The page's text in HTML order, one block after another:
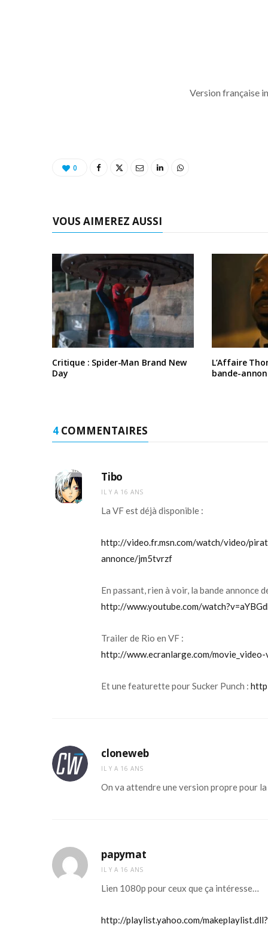
Version française
0
VOUS AIMEREZ AUSSI
Critique : Spider-Man Brand New
Day
L’Affaire
bande-
4 COMMENTAIRES
Tibo
IL Y A 16 ANS
La VF est déjà disponible :
http://video.fr.msn.com/watch/video/
annonce/jm5tvrzf
En passant, rien à voir, la bande annonce
http://www.youtube.com/
Trailer de Rio en VF :
http://www.ecranlarge.com/
Et une featurette pour Sucker Punch :
cloneweb
IL Y A 16 ANS
On va attendre une version propre pour
papymat
IL Y A 16 ANS
Lien 1080p pour ceux que ça intéresse…
http://playlist.yahoo.com/makeplaylist.dll?